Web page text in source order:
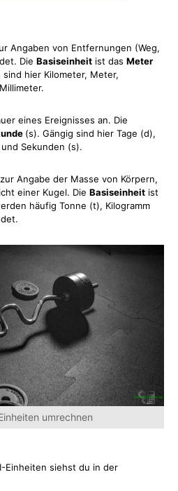
Angaben von Entfernungen (Weg,
Die Basiseinheit ist das Meter
hier Kilometer, Meter,
eines Ereignisses an. Die
(s). Gängig sind hier Tage (d),
Sekunden (s).
Angabe der Masse von Körpern,
einer Kugel. Die Basiseinheit ist
häufig Tonne (t), Kilogramm
umrechnen
Einheiten siehst du in der